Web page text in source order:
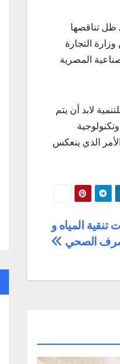
ظل تناقصها
التجارة
المصرية
لابد أن يتم
الذي ينعكس
تنقية المياه و
الصحي